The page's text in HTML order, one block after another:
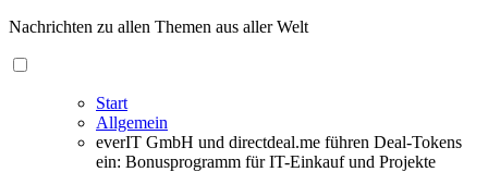
Nachrichten zu allen Themen aus aller Welt
Start
Allgemein
everIT GmbH und directdeal.me führen Deal-Tokens
ein: Bonusprogramm für IT-Einkauf und Projekte